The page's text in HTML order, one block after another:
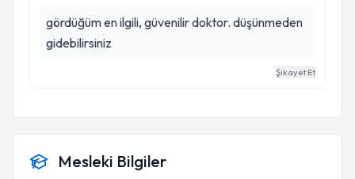
gördüğüm en ilgili, güvenilir doktor. düşünmeden
gidebilirsiniz
Şikayet Et
Mesleki Bilgiler